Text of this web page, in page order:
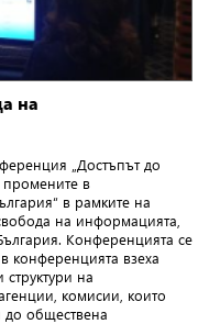
на
„Достъпът до
промените в
в рамките на
на информацията,
Конференцията се
конференцията взеха
на
комисии, които
до обществена